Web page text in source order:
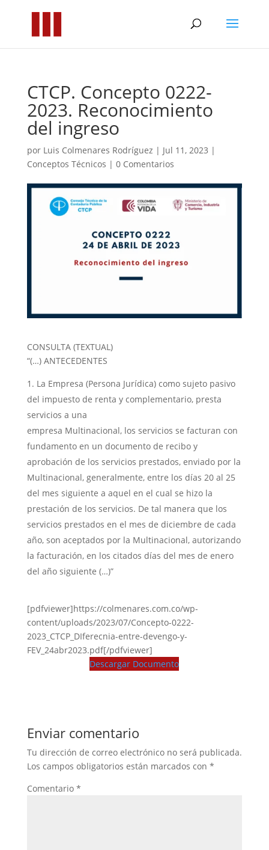
CTCP. Concepto 0222-
2023. Reconocimiento
del ingreso
por Luis Colmenares Rodríguez | Jul 11, 2023 |
Conceptos Técnicos | 0 Comentarios
CONSULTA (TEXTUAL)
“(…) ANTECEDENTES
La Empresa (Persona Jurídica) como sujeto pasivo
del impuesto de renta y complementario, presta
servicios a una
empresa Multinacional, los servicios se facturan con
fundamento en un documento de recibo y
aprobación de los servicios prestados, enviado por la
Multinacional, generalmente, entre los días 20 al 25
del mes siguiente a aquel en el cual se hizo la
prestación de los servicios. De tal manera que los
servicios prestados en el mes de diciembre de cada
año, son aceptados por la Multinacional, autorizando
la facturación, en los citados días del mes de enero
del año siguiente (…)”
[pdfviewer]https://colmenares.com.co/wp-
content/uploads/2023/07/Concepto-0222-
2023_CTCP_DIferecnia-entre-devengo-y-
FEV_24abr2023.pdf[/pdfviewer]
Descargar Documento
Enviar comentario
Tu dirección de correo electrónico no será publicada.
Los campos obligatorios están marcados con *
Comentario *